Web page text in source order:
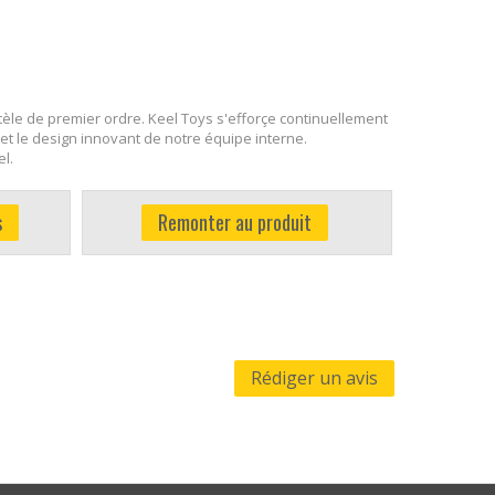
de premier ordre. Keel Toys s'efforçe continuellement
le design innovant de notre équipe interne.
Remonter au produit
Rédiger un avis